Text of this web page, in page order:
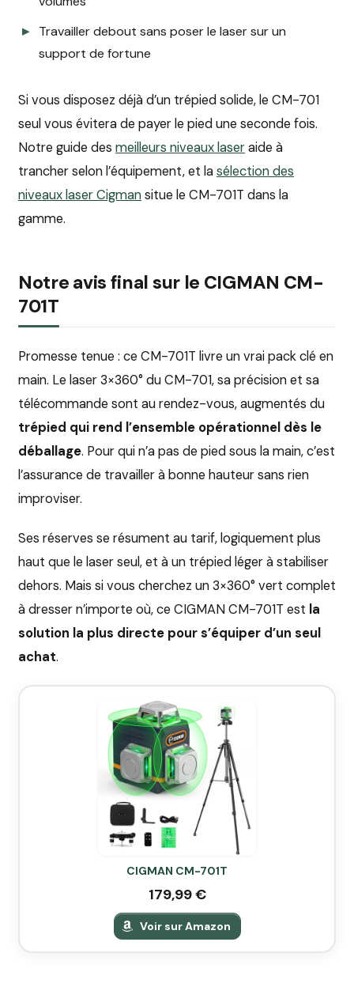
Travailler debout sans poser le laser sur un
support de fortune
Si vous disposez déjà d’un trépied solide, le CM-701
seul vous évitera de payer le pied une seconde fois.
Notre guide des meilleurs niveaux laseraide à
trancher selon l’équipement, et lasélection des
niveaux laser Cigmansitue le CM-701T dans la
gamme.
Notre avis final sur le CIGMAN CM-
701T
Promesse tenue : ce CM-701T livre un vrai pack clé en
main. Le laser 3×360° du CM-701, sa précision et sa
télécommande sont au rendez-vous, augmentés du
trépied qui rend l’ensemble opérationnel dès le
déballage. Pour qui n’a pas de pied sous la main, c’est
l’assurance de travailler à bonne hauteur sans rien
improviser.
Ses réserves se résument au tarif, logiquement plus
haut que le laser seul, et à un trépied léger à stabiliser
dehors. Mais si vous cherchez un 3×360° vert complet
à dresser n’importe où, ce CIGMAN CM-701T est la
solution la plus directe pour s’équiper d’un seul
achat.
CIGMAN CM-701T
179,99 €
Voir sur Amazon